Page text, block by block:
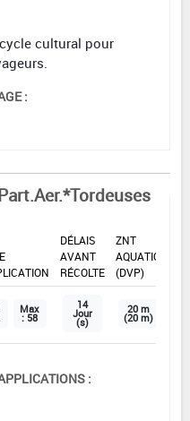
cultural pour
:
DÉLAIS
AVANT
RÉCOLTE
ZNT
AQUATIQUE
(DVP)
Max
: 58
14
Jour
(s)
20 m
(20 m)
: